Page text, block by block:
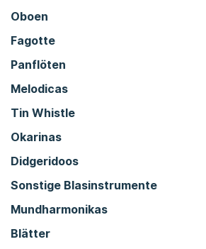
Oboen
Fagotte
Panflöten
Melodicas
Tin Whistle
Okarinas
Didgeridoos
Sonstige Blasinstrumente
Mundharmonikas
Blätter